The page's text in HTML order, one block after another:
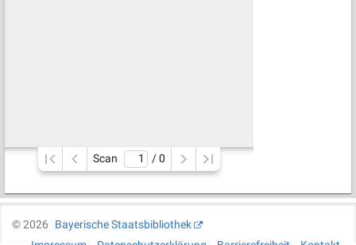
Scan / 0
©2026
Bayerische Staatsbibliothek